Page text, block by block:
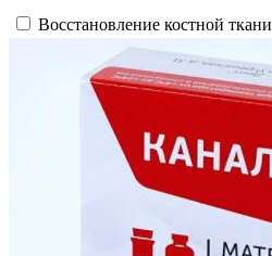
Восстановление костной ткани